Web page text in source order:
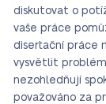
diskutovat o
vaše práce
disertační práce
vysvětlit
nezohledňují
považováno za